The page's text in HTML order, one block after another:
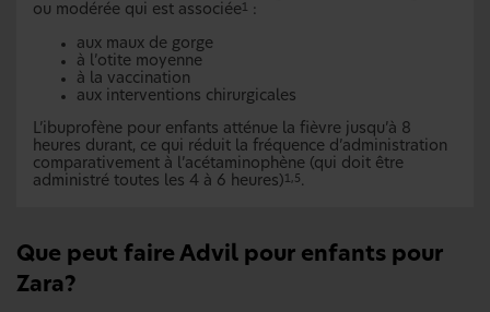
ou modérée qui est associée1 :
aux maux de gorge
à l’otite moyenne
à la vaccination
aux interventions chirurgicales
L’ibuprofène pour enfants atténue la fièvre jusqu’à 8
heures durant, ce qui réduit la fréquence d’administration
comparativement à l’acétaminophène (qui doit être
administré toutes les 4 à 6 heures) 1,5 .
Que peut faire Advil pour enfants pour
Zara?